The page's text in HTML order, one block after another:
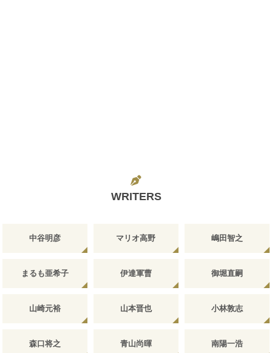
WRITERS
中谷明彦 マリオ高野 嶋田智之
まるも亜希子 伊達軍曹 御堀直嗣
山崎元裕 山本晋也 小林敦志
森口将之 青山尚暉 南陽一浩